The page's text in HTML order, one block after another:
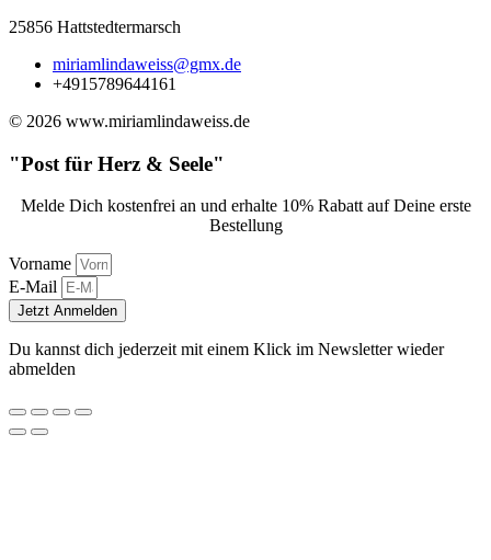
25856 Hattstedtermarsch
miriamlindaweiss@gmx.de
+4915789644161
© 2026 www.miriamlindaweiss.de
"Post für Herz & Seele"
Melde Dich kostenfrei an und erhalte 10% Rabatt auf Deine erste
Bestellung
Vorname
E-Mail
Jetzt Anmelden
Du kannst dich jederzeit mit einem Klick im Newsletter wieder
abmelden